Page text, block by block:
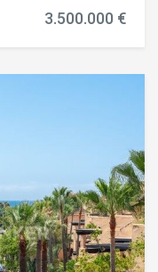
Terrasse mit
kombiniert
skandinavisch
anspruchsvolles
perfekt
Banús oder
und
perfekte
Leben am
3.500.000 €